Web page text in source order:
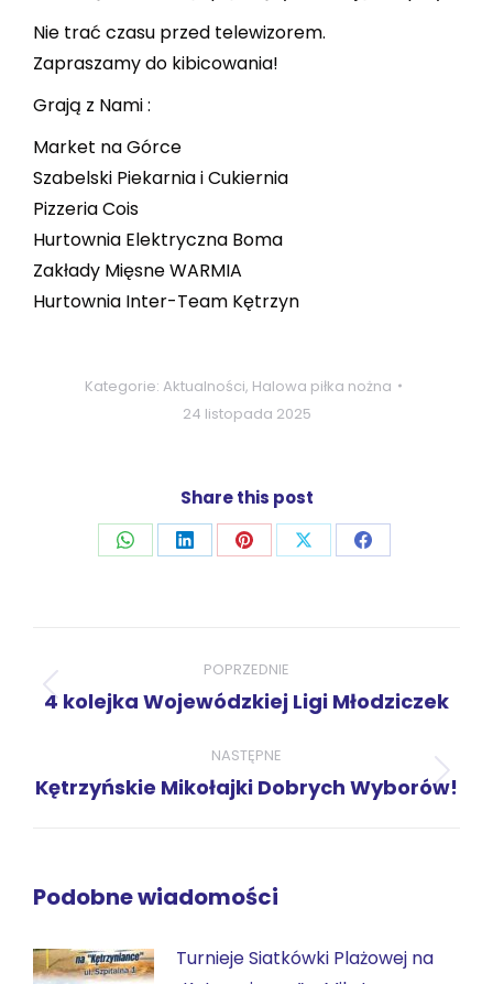
Nie trać czasu przed telewizorem.
Zapraszamy do kibicowania!
Grają z Nami :
Market na Górce
Szabelski Piekarnia i Cukiernia
Pizzeria Cois
Hurtownia Elektryczna Boma
Zakłady Mięsne WARMIA
Hurtownia Inter-Team Kętrzyn
Kategorie: Aktualności, Halowa piłka nożna
24 listopada 2025
Share this post
UdostępnijUdostępnijUdostępnijUdostępnijUdostępnij
wpisów
POPRZEDNIE
Poprzedni
4 kolejka Wojewódzkiej Ligi Młodziczek
NASTĘPNE
Następny
Kętrzyńskie Mikołajki Dobrych Wyborów!
Podobne wiadomości
Turnieje Siatkówki Plażowej na